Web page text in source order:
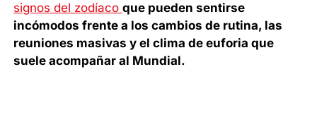
signos del zodíacoque pueden sentirse
incómodos frente a los cambios de rutina, las
reuniones masivas y el clima de euforia que
suele acompañar al Mundial.